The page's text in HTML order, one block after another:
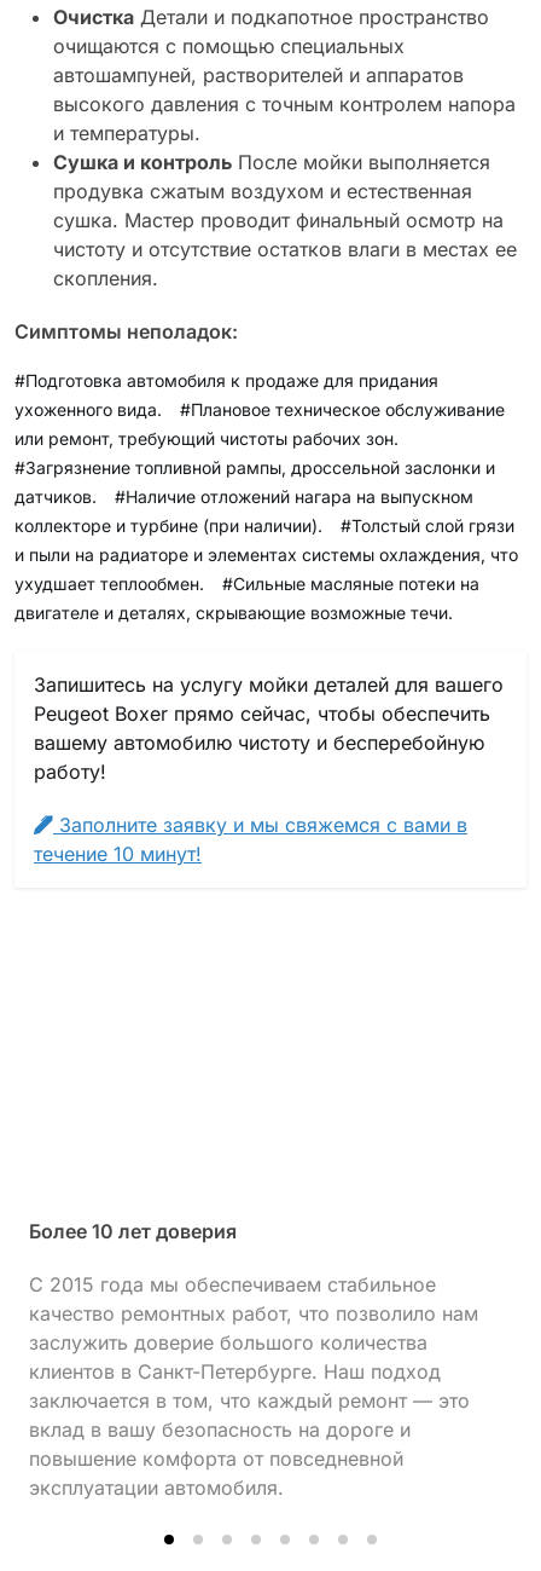
Очистка Детали и подкапотное пространство
очищаются с помощью специальных
автошампуней, растворителей и аппаратов
высокого давления с точным контролем напора
и температуры.
Сушка и контроль После мойки выполняется
продувка сжатым воздухом и естественная
сушка. Мастер проводит финальный осмотр на
чистоту и отсутствие остатков влаги в местах ее
скопления.
Симптомы неполадок:
#Подготовка автомобиля к продаже для придания
ухоженного вида.
#Плановое техническое обслуживание
или ремонт, требующий чистоты рабочих зон.
#Загрязнение топливной рампы, дроссельной заслонки и
датчиков.
#Наличие отложений нагара на выпускном
коллекторе и турбине (при наличии).
#Толстый слой грязи
и пыли на радиаторе и элементах системы охлаждения, что
ухудшает теплообмен.
#Сильные масляные потеки на
двигателе и деталях, скрывающие возможные течи.
Запишитесь на услугу мойки деталей для вашего
Peugeot Boxer прямо сейчас, чтобы обеспечить
вашему автомобилю чистоту и бесперебойную
работу!
Заполните заявку и мы свяжемся с вами в
течение 10 минут!
Более 10 лет доверия
С 2015 года мы обеспечиваем стабильное
качество ремонтных работ, что позволило нам
заслужить доверие большого количества
клиентов в Санкт-Петербурге. Наш подход
заключается в том, что каждый ремонт — это
вклад в вашу безопасность на дороге и
повышение комфорта от повседневной
эксплуатации автомобиля.